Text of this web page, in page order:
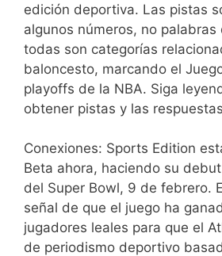
edición deportiva. Las pistas
algunos números, no palabras
todas son categorías
baloncesto, marcando el
playoffs de la NBA. Siga
obtener pistas y las
Conexiones: Sports Edition
Beta ahora, haciendo su
del Super Bowl, 9 de febrero.
señal de que el juego ha
jugadores leales para que el
de periodismo deportivo